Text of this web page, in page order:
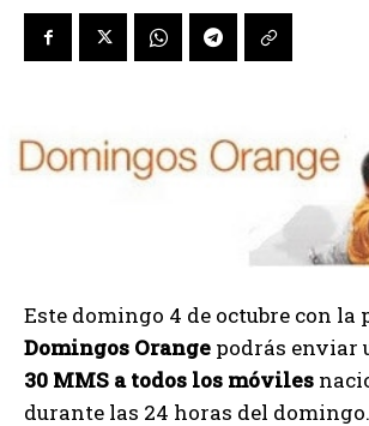
Este domingo 4 de octubre con la
Domingos Orange podrás enviar
30 MMS a todos los móviles
durante las 24 horas del domingo.